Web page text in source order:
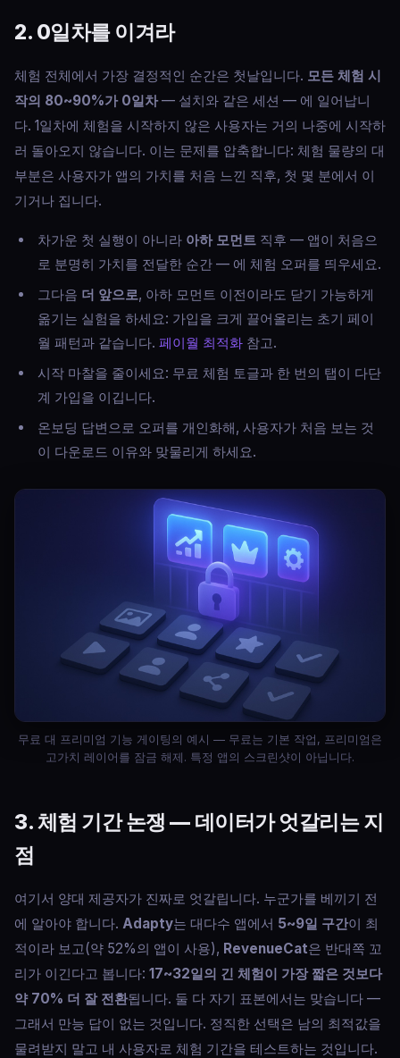
2. 0일차를 이겨라
체험 전체에서 가장 결정적인 순간은 첫날입니다. 모든 체험 시
작의 80~90%가 0일차— 설치와 같은 세션 — 에 일어납니
다. 1일차에 체험을 시작하지 않은 사용자는 거의 나중에 시작하
러 돌아오지 않습니다. 이는 문제를 압축합니다: 체험 물량의 대
부분은 사용자가 앱의 가치를 처음 느낀 직후, 첫 몇 분에서 이
기거나 집니다.
차가운 첫 실행이 아니라 아하 모먼트 직후 — 앱이 처음으
로 분명히 가치를 전달한 순간 — 에 체험 오퍼를 띄우세요.
그다음 더 앞으로, 아하 모먼트 이전이라도 닫기 가능하게
옮기는 실험을 하세요: 가입을 크게 끌어올리는 초기 페이
월 패턴과 같습니다. 페이월 최적화 참고.
시작 마찰을 줄이세요: 무료 체험 토글과 한 번의 탭이 다단
계 가입을 이깁니다.
온보딩 답변으로 오퍼를 개인화해, 사용자가 처음 보는 것
이 다운로드 이유와 맞물리게 하세요.
무료 대 프리미엄 기능 게이팅의 예시 — 무료는 기본 작업, 프리미엄은
고가치 레이어를 잠금 해제. 특정 앱의 스크린샷이 아닙니다.
3. 체험 기간 논쟁 — 데이터가 엇갈리는 지
점
여기서 양대 제공자가 진짜로 엇갈립니다. 누군가를 베끼기 전
에 알아야 합니다. Adapty는 대다수 앱에서 5~9일 구간이 최
적이라 보고(약 52%의 앱이 사용), RevenueCat은 반대쪽 꼬
리가 이긴다고 봅니다: 17~32일의 긴 체험이 가장 짧은 것보다
약 70% 더 잘 전환됩니다. 둘 다 자기 표본에서는 맞습니다 —
그래서 만능 답이 없는 것입니다. 정직한 선택은 남의 최적값을
물려받지 말고 내 사용자로 체험 기간을 테스트하는 것입니다.